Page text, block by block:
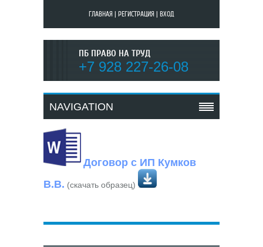
ГЛАВНАЯ РЕГИСТРАЦИЯ ВХОД
ПБ ПРАВО НА ТРУД
+7 928 227-26-08
NAVIGATION
Договор с ИП Кумков
В.В. (скачать образец)